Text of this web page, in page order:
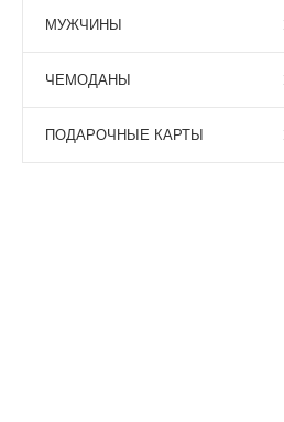
МУЖЧИНЫ
ЧЕМОДАНЫ
ПОДАРОЧНЫЕ КАРТЫ